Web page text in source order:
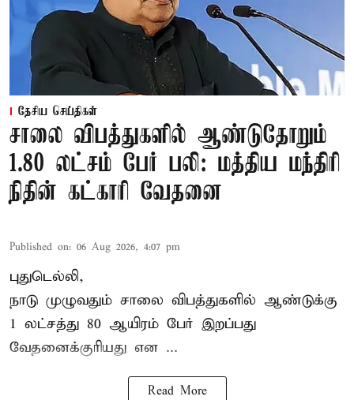
தேசிய செய்திகள்
சாலை விபத்துகளில் ஆண்டுதோறும்
1.80 லட்சம் பேர் பலி: மத்திய மந்திரி
நிதின் கட்காரி வேதனை
Published on: 06 Aug 2026, 4:07 pm
புதுடெல்லி,
நாடு முழுவதும் சாலை விபத்துகளில் ஆண்டுக்கு
1 லட்சத்து 80 ஆயிரம் பேர் இறப்பது
வேதனைக்குரியது என ...
Read More